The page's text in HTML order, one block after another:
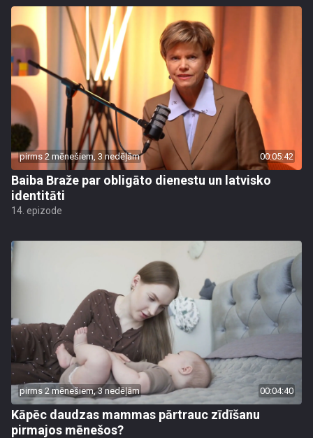
pirms 2 mēnešiem, 3 nedēļām 00:05:42
Baiba Braže par obligāto dienestu un latvisko
identitāti
14. epizode
pirms 2 mēnešiem, 3 nedēļām 00:04:40
Kāpēc daudzas mammas pārtrauc zīdīšanu
pirmajos mēnešos?